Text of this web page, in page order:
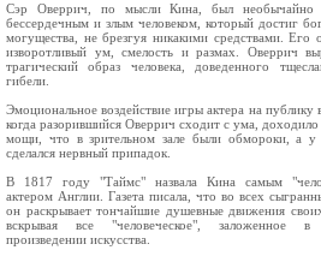
Сэр Оверрич, по мысли Кина, был необычайно
бессердечным и злым человеком, который достиг
могущества, не брезгуя никакими средствами. Его
изворотливый ум, смелость и размах. Оверрич
трагический образ человека, доведенного
гибели.
Эмоциональное воздействие игры актера на публику
когда разорившийся Оверрич сходит с ума, доходило
мощи, что в зрительном зале были обмороки, а у
сделался нервный припадок.
В 1817 году "Таймс" назвала Кина самым
актером Англии. Газета писала, что во всех
он раскрывает тончайшие душевные движения
вскрывая все "человеческое", заложенное в
произведении искусства.